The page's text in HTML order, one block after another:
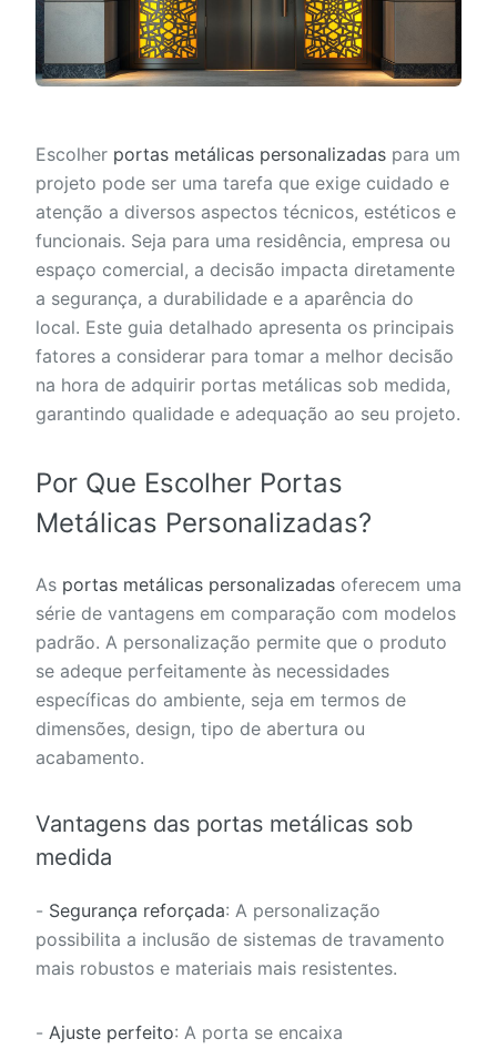
Escolher portas metálicas personalizadas para um
projeto pode ser uma tarefa que exige cuidado e
atenção a diversos aspectos técnicos, estéticos e
funcionais. Seja para uma residência, empresa ou
espaço comercial, a decisão impacta diretamente
a segurança, a durabilidade e a aparência do
local. Este guia detalhado apresenta os principais
fatores a considerar para tomar a melhor decisão
na hora de adquirir portas metálicas sob medida,
garantindo qualidade e adequação ao seu projeto.
Por Que Escolher Portas
Metálicas Personalizadas?
As portas metálicas personalizadas oferecem uma
série de vantagens em comparação com modelos
padrão. A personalização permite que o produto
se adeque perfeitamente às necessidades
específicas do ambiente, seja em termos de
dimensões, design, tipo de abertura ou
acabamento.
Vantagens das portas metálicas sob
medida
- Segurança reforçada: A personalização
possibilita a inclusão de sistemas de travamento
mais robustos e materiais mais resistentes.
- Ajuste perfeito: A porta se encaixa